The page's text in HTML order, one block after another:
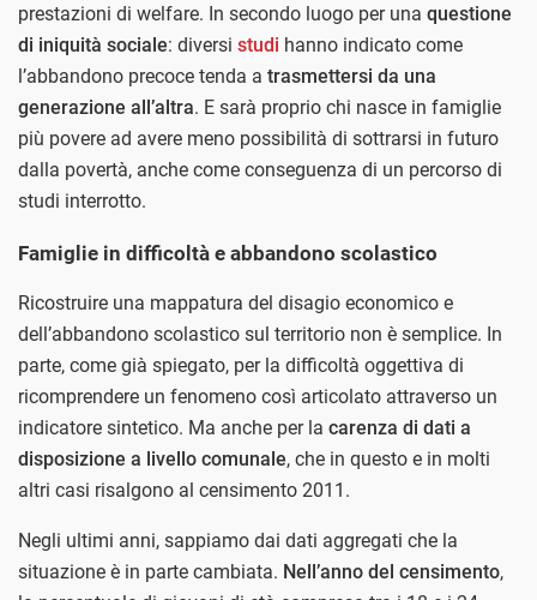
prestazioni di welfare. In secondo luogo per una questione
di iniquità sociale: diversi studi hanno indicato come
l’abbandono precoce tenda a trasmettersi da una
generazione all’altra. E sarà proprio chi nasce in famiglie
più povere ad avere meno possibilità di sottrarsi in futuro
dalla povertà, anche come conseguenza di un percorso di
studi interrotto.
Famiglie in difficoltà e abbandono scolastico
Ricostruire una mappatura del disagio economico e
dell’abbandono scolastico sul territorio non è semplice. In
parte, come già spiegato, per la difficoltà oggettiva di
ricomprendere un fenomeno così articolato attraverso un
indicatore sintetico. Ma anche per la carenza di dati a
disposizione a livello comunale, che in questo e in molti
altri casi risalgono al censimento 2011.
Negli ultimi anni, sappiamo dai dati aggregati che la
situazione è in parte cambiata. Nell’anno del censimento,